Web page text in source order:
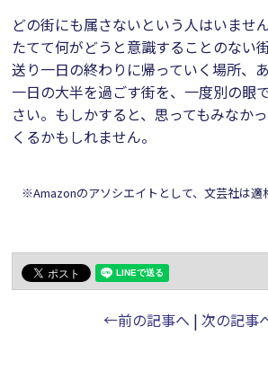
どの街にも属さないという人はいませ
たてて何がどうと意識することのない
送り一日の終わりに帰っていく場所、
一日の大半を過ごす街を、一度別の眼
さい。もしかすると、思ってもみなか
くるかもしれません。
※Amazonのアソシエイトとして、文芸社は適
←前の記事へ | 次の記事